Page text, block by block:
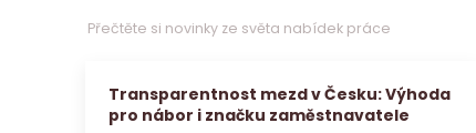
Přečtěte si novinky ze světa nabídek práce
Transparentnost mezd v Česku: Výhoda
pro nábor i značku zaměstnavatele